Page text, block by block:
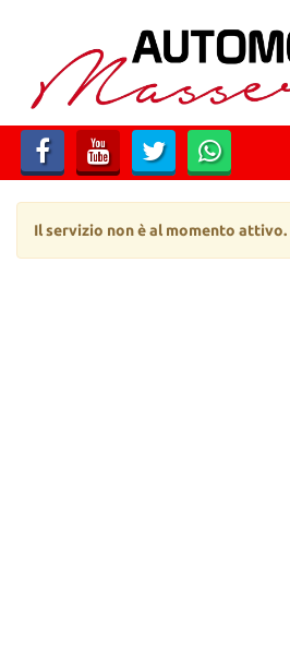
LISTA VEICOLI
ACQUISTIAMO USATO
CONTATTI
Il servizio non è al momento attivo.